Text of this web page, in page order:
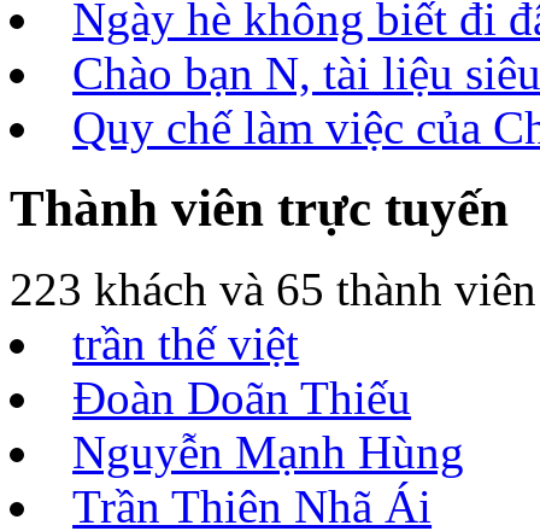
Ngày hè không biết đi
Chào bạn N, tài liệu
Quy chế làm việc của
Thành viên trực tuyến
223 khách và 65 thành viên
trần thế việt
Đoàn Doãn Thiếu
Nguyễn Mạnh Hùng
Trần Thiên Nhã Ái